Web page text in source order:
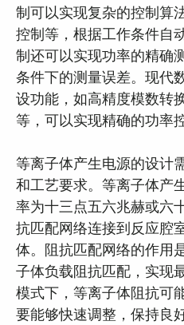
制可以实现复杂的控制算
控制等，根据工作条件自
制还可以实现功率的精确
条件下的测量误差。现代
设功能，如高精度模数转
等，可以实现精确的功率控
等离子体产生电源的设计
和工艺要求。等离子体产
率为十三点五六兆赫或六
抗匹配网络连接到反应腔
体。阻抗匹配网络的作用
子体负载阻抗匹配，实现
模式下，等离子体阻抗可
要能够快速调整，保持良